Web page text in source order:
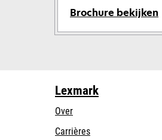
Brochure bekijken
Lexmark
Over
Carrières